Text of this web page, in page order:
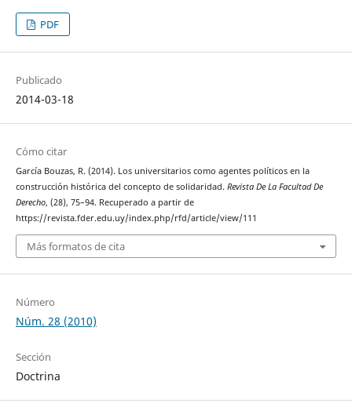
PDF
Publicado
2014-03-18
Cómo citar
García Bouzas, R. (2014). Los universitarios como agentes políticos en la
construcción histórica del concepto de solidaridad. Revista De La Facultad De
Derecho, (28), 75–94. Recuperado a partir de
https://revista.fder.edu.uy/index.php/rfd/article/view/111
Más formatos de cita
Número
Núm. 28 (2010)
Sección
Doctrina